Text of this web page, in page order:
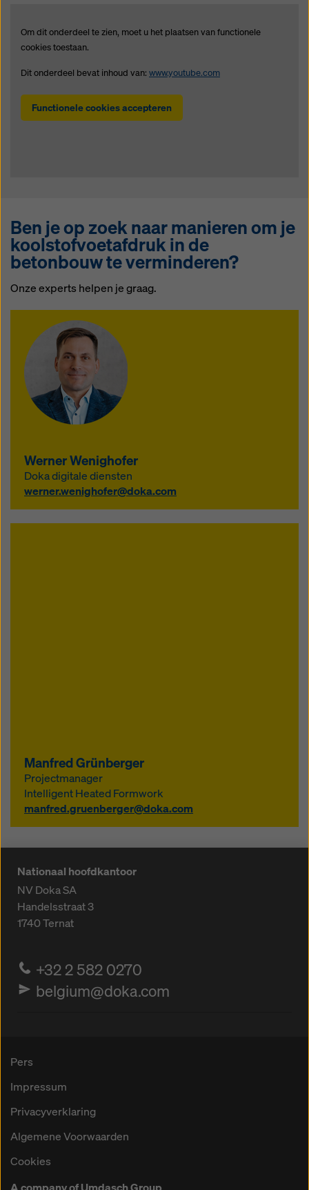
Om dit onderdeel te zien, moet u het plaatsen van functionele
cookies toestaan.
Dit onderdeel bevat inhoud van: www.youtube.com
Functionele cookies accepteren
Ben je op zoek naar manieren om je
koolstofvoetafdruk in de
betonbouw te verminderen?
Onze experts helpen je graag.
Werner Wenighofer
Doka digitale diensten
werner.wenighofer@doka.com
Manfred Grünberger
Projectmanager
Intelligent Heated Formwork
manfred.gruenberger@doka.com
Nationaal hoofdkantoor
NV Doka SA
Handelsstraat 3
1740Ternat
+32 2 582 0270
belgium@doka.com
Pers
Impressum
Privacyverklaring
Algemene Voorwaarden
Cookies